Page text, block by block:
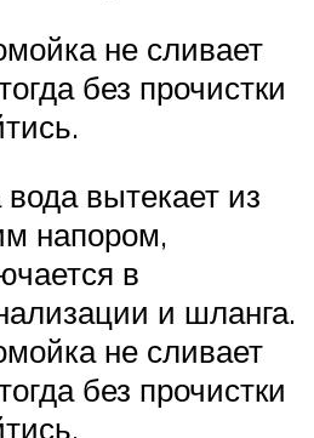
не сливает
без прочистки
вода вытекает из
напором,
в
и шланга.
не сливает
без прочистки